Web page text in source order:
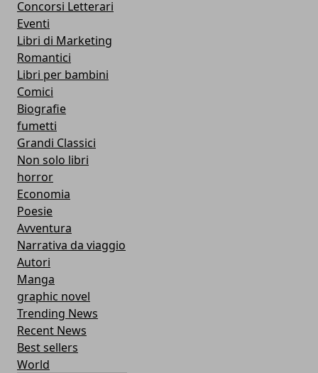
Concorsi Letterari
Eventi
Libri di Marketing
Romantici
Libri per bambini
Comici
Biografie
fumetti
Grandi Classici
Non solo libri
horror
Economia
Poesie
Avventura
Narrativa da viaggio
Autori
Manga
graphic novel
Trending News
Recent News
Best sellers
World